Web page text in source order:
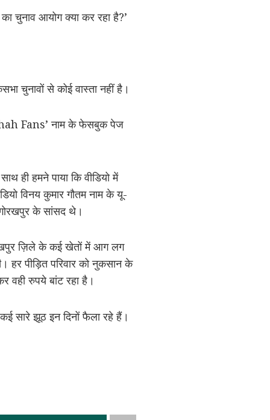
चुनाव आयोग क्या कर रहा है?’
चुनावों से कोई वास्ता नहीं है।
Fans’ नाम के फेसबुक पेज
ही हमने पाया कि वीडियो में
विनय कुमार गौतम नाम के यू-
के सांसद थे।
ज़िले के कई खेतों में आग लग
हर पीड़ित परिवार को नुकसान के
वही रुपये बांट रहा है।
सारे झूठ इन दिनों फैला रहे हैं।